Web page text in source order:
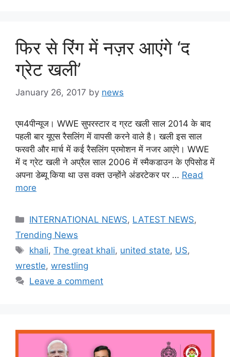
फिर से रिंग में नज़र आएंगे ‘द
ग्रेट खली’
January 26, 2017 by news
एम4पीन्यूज। WWE सुपरस्टार द ग्रट खली साल 2014 के बाद
पहली बार यूएस रैसलिंग में वापसी करने वाले है। खली इस साल
फरवरी और मार्च में कई रैसलिंग प्रमोशन में नजर आएंगे। WWE
में द ग्रेट खली ने अप्रैल साल 2006 में स्मैकडाउन के एपिसोड में
अपना डेब्यू किया था उस वक्त उन्होंने अंडरटेकर पर … Read
more
Categories
INTERNATIONAL NEWS, LATEST NEWS,
Trending News
Tags
khali,The great khali, united state, US,
wrestle, wrestling
Leave a comment